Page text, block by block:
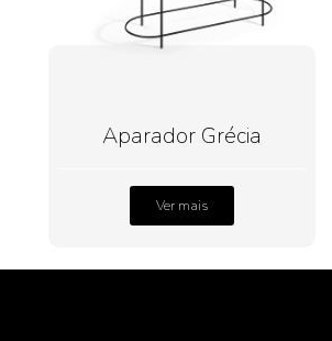
Aparador Grécia
Ver mais